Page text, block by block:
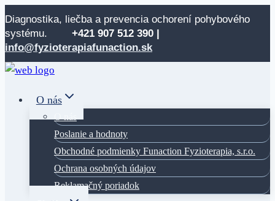
Skip
to
content
Diagnostika, liečba a prevencia ochorení pohybového
systému. +421 907 512 390 |
info@fyzioterapiafunaction.sk
O nás
Poslanie a hodnoty
Obchodné podmienky Funaction Fyzioterapia, s.r.o.
Ochrana osobných údajov
Reklamačný poriadok